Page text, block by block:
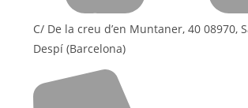
C/ De la creu d’en Muntaner, 40 08970,
Despí (Barcelona)